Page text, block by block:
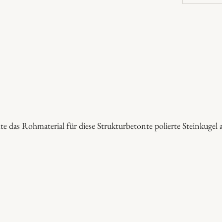
t
B
das Rohmaterial für diese Strukturbetonte polierte